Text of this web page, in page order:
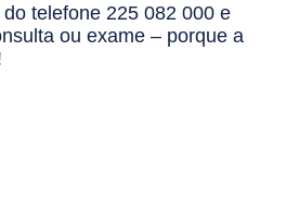
telefone 225 082 000 e
ou exame – porque a